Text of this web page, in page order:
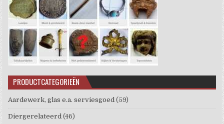
PRODUCTCATEGORIEËN
Aardewerk, glas e.a. serviesgoed (59)
Diergerelateerd (46)